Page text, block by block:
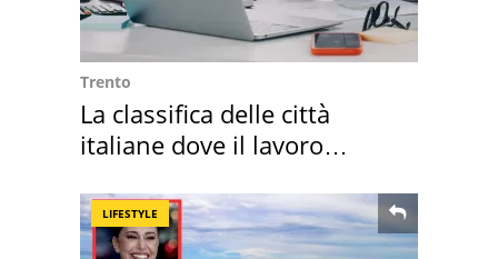
Trento
La classifica delle città
italiane dove il lavoro
LIFESTYLE